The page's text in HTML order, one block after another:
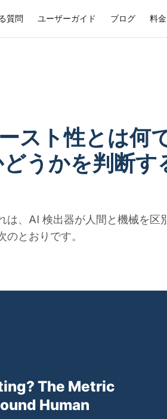
質問 ユーザーガイド ブログ 料金
スト性とは何
うかを判断す
は、AI 検出器が人間と機械を区
とおりです。